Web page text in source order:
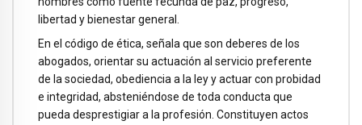
libertad y bienestar general.
En el código de ética, señala que son deberes de los
abogados, orientar su actuación al servicio preferente
de la sociedad, obediencia a la ley y actuar con probidad
e integridad, absteniéndose de toda conducta que
pueda desprestigiar a la profesión. Constituyen actos